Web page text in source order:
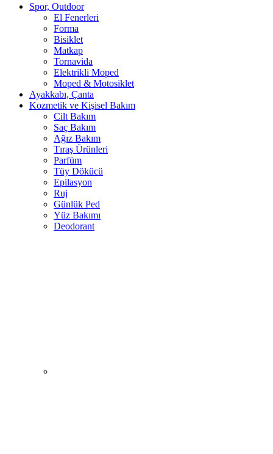
Spor, Outdoor
El Fenerleri
Forma
Bisiklet
Matkap
Tornavida
Elektrikli Moped
Moped & Motosiklet
Ayakkabı, Çanta
Kozmetik ve Kişisel Bakım
Cilt Bakım
Saç Bakım
Ağız Bakım
Tıraş Ürünleri
Parfüm
Tüy Dökücü
Epilasyon
Ruj
Günlük Ped
Yüz Bakımı
Deodorant